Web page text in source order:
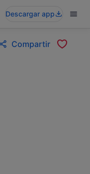
Descargar app
Compartir